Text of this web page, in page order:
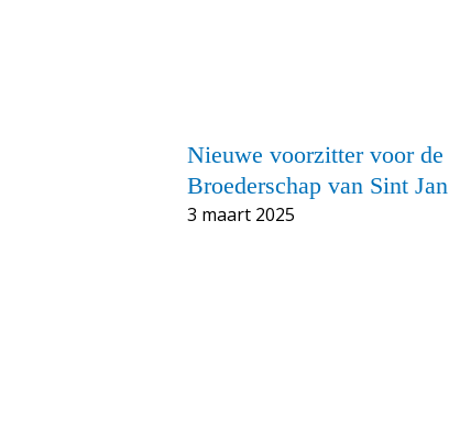
Nieuwe voorzitter voor de
Broederschap van Sint Jan
3 maart 2025